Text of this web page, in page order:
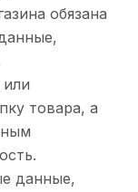
обязана
товара, а
данные,